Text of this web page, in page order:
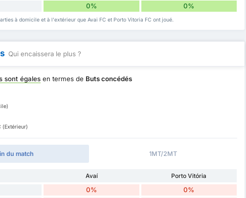
0% 0%
à domicile et à l'extérieur que Avai FC et Porto Vitoria FC ont joué.
Qui encaissera le plus ?
sont égales en termes de Buts concédés
(Extérieur)
du match 1MT/2MT
Avaí
Porto Vitória
0% 0%